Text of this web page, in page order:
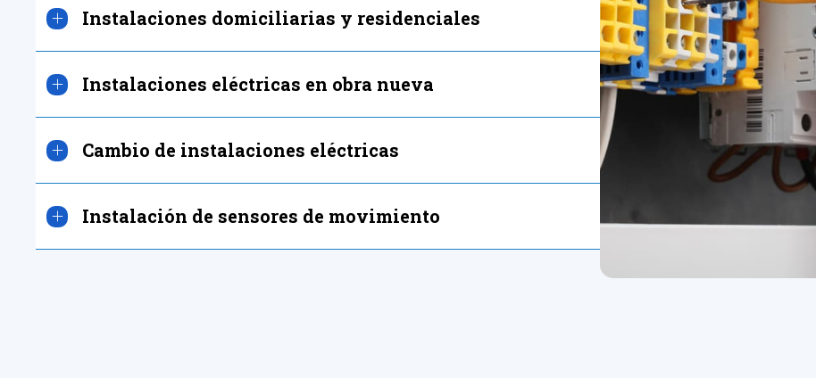
Instalaciones domiciliarias y residenciales
Instalaciones eléctricas en obra nueva
Cambio de instalaciones eléctricas
Instalación de sensores de movimiento